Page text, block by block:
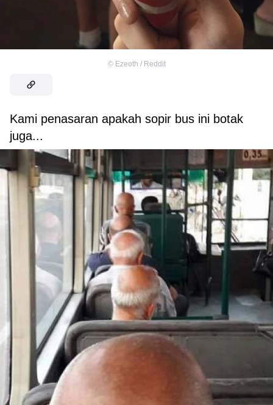
© Ezeoth / Reddit
Kami penasaran apakah sopir bus ini botak
juga...